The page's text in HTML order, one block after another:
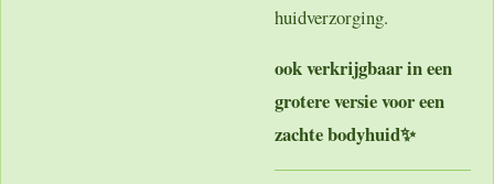
huidverzorging.
ook verkrijgbaar in een
grotere versievoor een
zachte bodyhuid✨